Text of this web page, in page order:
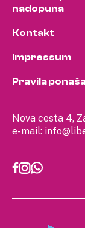
Nova cesta 4,
e-mail:
nadopuna
Kontakt
Impressum
Pravila